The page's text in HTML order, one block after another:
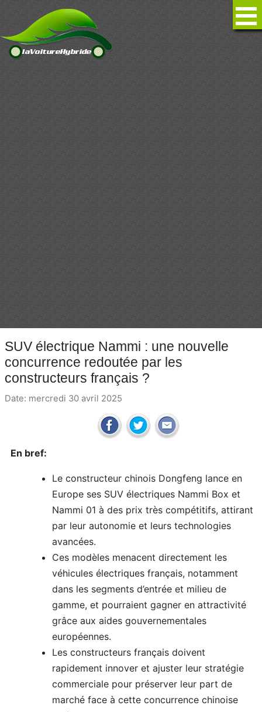
SUV électrique Nammi : une nouvelle
concurrence redoutée par les
constructeurs français ?
Date: mercredi 30 avril 2025
En bref:
Le constructeur chinois Dongfeng lance en
Europe ses SUV électriques Nammi Box et
Nammi 01 à des prix très compétitifs, attirant
par leur autonomie et leurs technologies
avancées.
Ces modèles menacent directement les
véhicules électriques français, notamment
dans les segments d’entrée et milieu de
gamme, et pourraient gagner en attractivité
grâce aux aides gouvernementales
européennes.
Les constructeurs français doivent
rapidement innover et ajuster leur stratégie
commerciale pour préserver leur part de
marché face à cette concurrence chinoise